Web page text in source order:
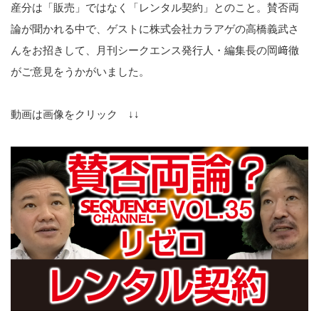
産分は「販売」ではなく「レンタル契約」とのこと。賛否両
論が聞かれる中で、ゲストに株式会社カラアゲの高橋義武さ
んをお招きして、月刊シークエンス発行人・編集長の岡﨑徹
がご意見をうかがいました。
動画は画像をクリック ↓↓